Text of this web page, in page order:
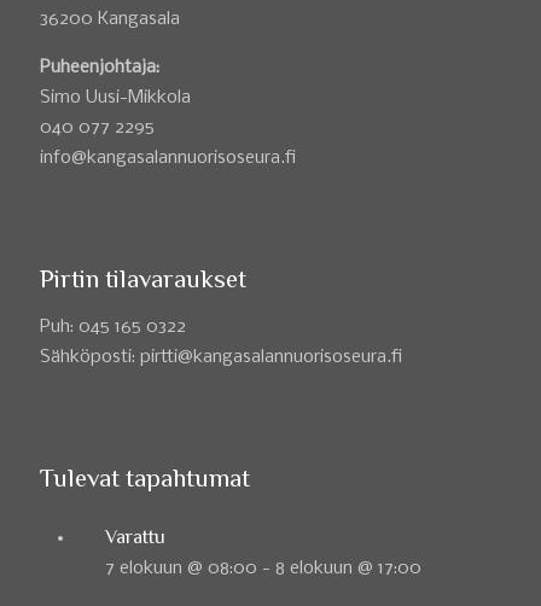
36200 Kangasala
Puheenjohtaja:
Simo Uusi-Mikkola
040 077 2295
info@kangasalannuorisoseura.fi
Pirtin tilavaraukset
Puh: 045 165 0322
Sähköposti: pirtti@kangasalannuorisoseura.fi
Tulevat tapahtumat
Varattu
7 elokuun @ 08:00 - 8 elokuun @ 17:00